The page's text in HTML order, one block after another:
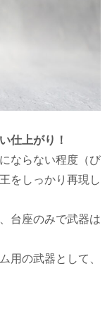
仕上がり！
ならない程度（び
をしっかり再現し
台座のみで武器は
用の武器として、